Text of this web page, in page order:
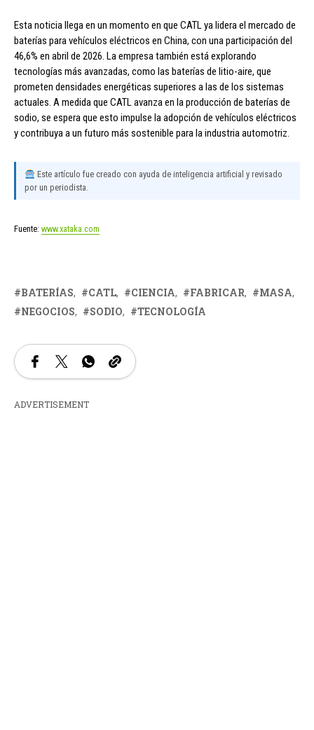
Esta noticia llega en un momento en que CATL ya lidera el mercado de
baterías para vehículos eléctricos en China, con una participación del
46,6% en abril de 2026. La empresa también está explorando
tecnologías más avanzadas, como las baterías de litio-aire, que
prometen densidades energéticas superiores a las de los sistemas
actuales. A medida que CATL avanza en la producción de baterías de
sodio, se espera que esto impulse la adopción de vehículos eléctricos
y contribuya a un futuro más sostenible para la industria automotriz.
Este artículo fue creado con ayuda de inteligencia artificial y revisado
por un periodista.
Fuente: www.xataka.com
BATERÍAS CATL CIENCIA FABRICAR
MASA
NEGOCIOS
SODIO TECNOLOGÍA
ADVERTISEMENT